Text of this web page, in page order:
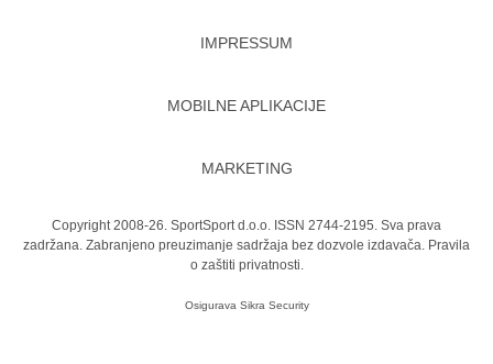
IMPRESSUM
MOBILNE APLIKACIJE
MARKETING
Copyright 2008-26. SportSport d.o.o. ISSN 2744-2195. Sva prava
zadržana. Zabranjeno preuzimanje sadržaja bez dozvole izdavača. Pravila
o zaštiti privatnosti.
Osigurava Sikra Security